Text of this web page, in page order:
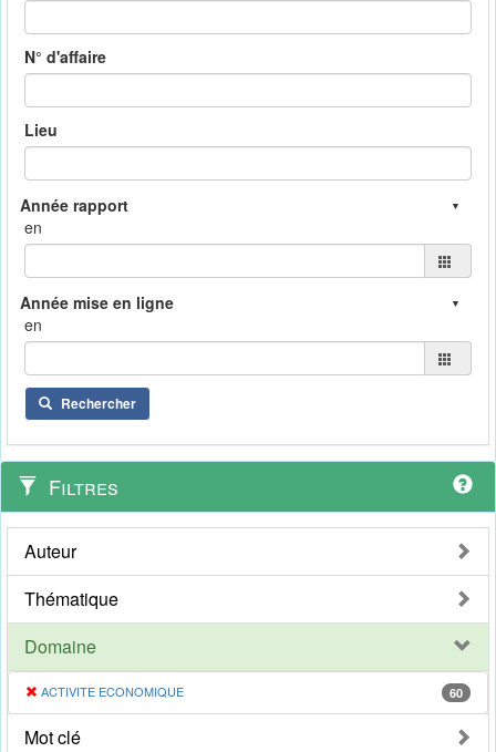
N° d'affaire
Lieu
en
en
Rechercher
Filtres
Auteur
Thématique
Domaine
ACTIVITE ECONOMIQUE 60
Mot clé